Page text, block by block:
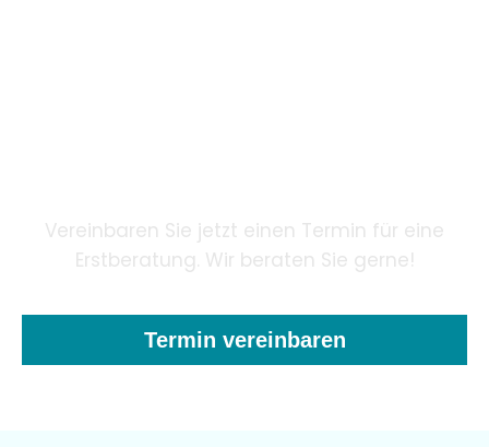
Vereinbaren Sie jetzt einen Termin für eine
Erstberatung. Wir beraten Sie gerne!
Termin vereinbaren